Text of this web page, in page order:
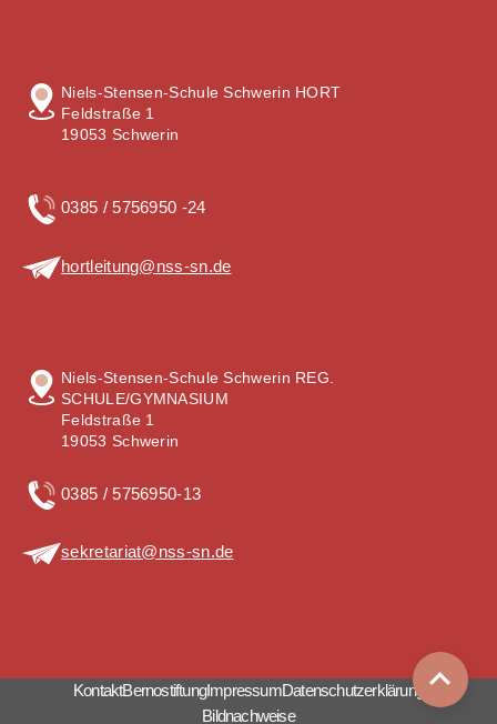
Niels-Stensen-Schule Schwerin HORT
Feldstraße 1
19053 Schwerin
0385 / 5756950 -24
hortleitung@nss-sn.de
Niels-Stensen-Schule Schwerin REG.
SCHULE/GYMNASIUM
Feldstraße 1
19053 Schwerin
0385 / 5756950-13
sekretariat@nss-sn.de
KontaktBernostiftungImpressumDatenschutzerklärung
Bildnachweise